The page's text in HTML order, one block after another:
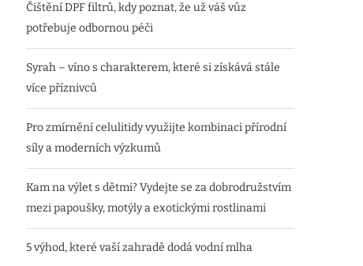
Čištění DPF filtrů, kdy poznat, že už váš vůz
potřebuje odbornou péči
Syrah – víno s charakterem, které si získává stále
více příznivců
Pro zmírnění celulitidy využijte kombinaci přírodní
síly a moderních výzkumů
Kam na výlet s dětmi? Vydejte se za dobrodružstvím
mezi papoušky, motýly a exotickými rostlinami
5 výhod, které vaší zahradě dodá vodní mlha